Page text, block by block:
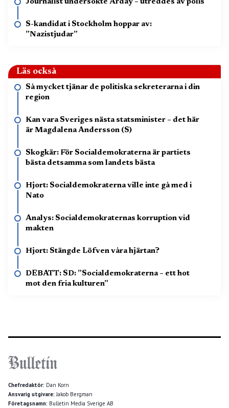
Journalist undersökte Arday – utreddes av polis
S-kandidat i Stockholm hoppar av:
”Nazistjudar”
Läs också
Så mycket tjänar de politiska sekreterarna i din
region
Kan vara Sveriges nästa statsminister – det här
är Magdalena Andersson (S)
Skogkär: För Socialdemokraterna är partiets
bästa detsamma som landets bästa
Hjort: Socialdemokraterna ville inte gå med i
Nato
Analys: Socialdemokraternas korruption vid
makten
Hjort: Stängde Löfven våra hjärtan?
DEBATT: SD: ”Socialdemokraterna – ett hot
mot den fria kulturen”
Chefredaktör: Dan Korn
Ansvarig utgivare:Jakob Bergman
Företagsnamn: Bulletin Media Sverige AB